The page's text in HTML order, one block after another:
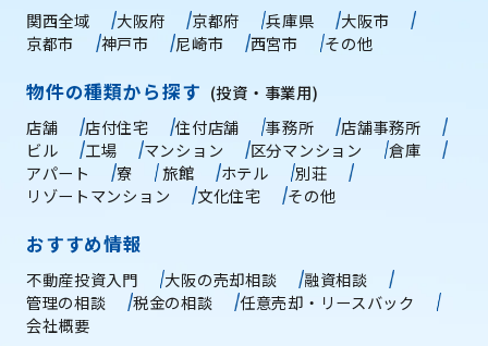
関西全域 大阪府 京都府 兵庫県
大阪市
京都市
神戸市 尼崎市 西宮市 その他
物件の種類から探す (投資・事業用)
店舗
店付住宅 住付店舗 事務所
店舗事務所
ビル
工場 マンション 区分マンション
倉庫
アパート
寮 旅館 ホテル
別荘
リゾートマンション
文化住宅 その他
おすすめ情報
不動産投資入門 大阪の売却相談
融資相談
管理の相談
税金の相談
任意売却・リースバック
会社概要